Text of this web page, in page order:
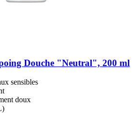
Douche "Neutral", 200 ml
sensibles
doux